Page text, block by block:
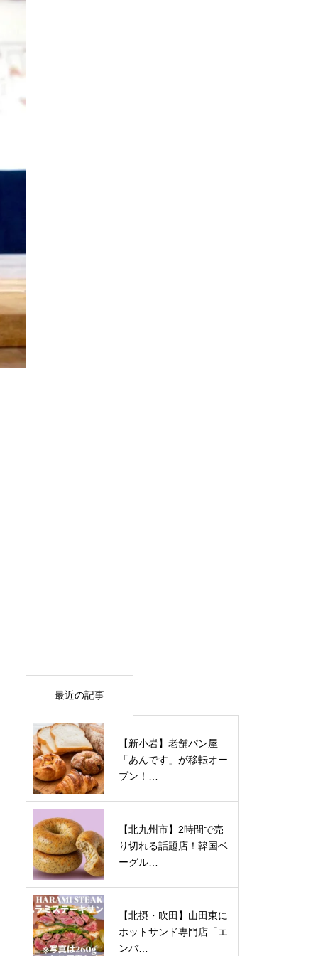
最近の記事
【新小岩】老舗パン屋
「あんです」が移転オー
プン！…
【北九州市】2時間で売
り切れる話題店！韓国ベ
ーグル…
【北摂・吹田】山田東に
ホットサンド専門店「エ
ンバ…